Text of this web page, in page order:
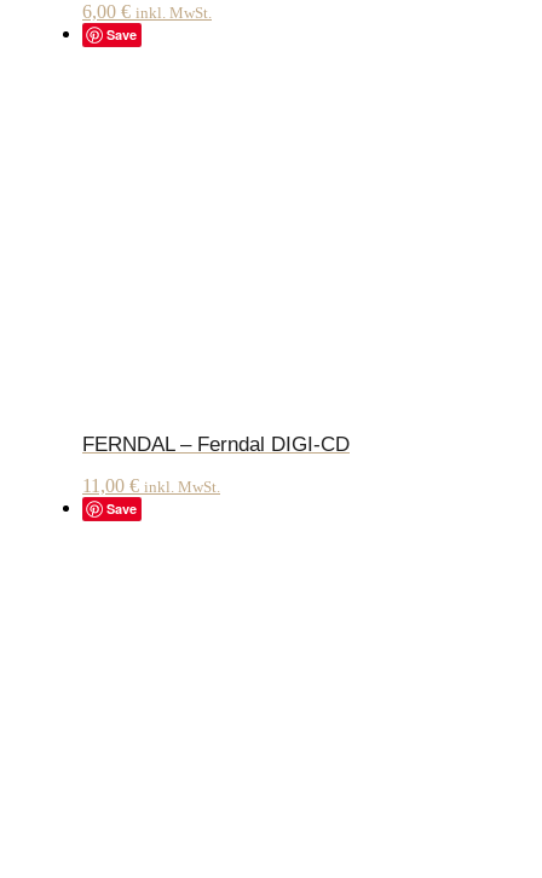
6,00 € inkl. MwSt.
Save
FERNDAL – Ferndal DIGI-CD
11,00 € inkl. MwSt.
Save